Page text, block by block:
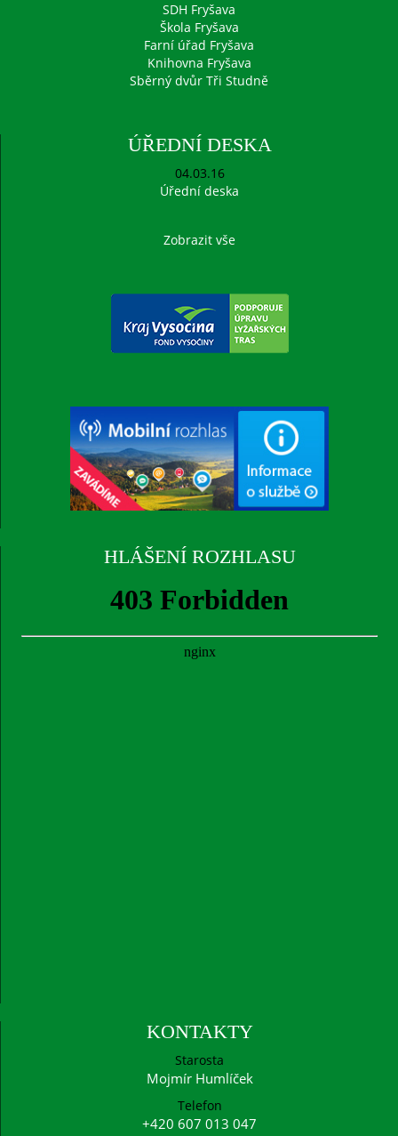
SDH Fryšava
Škola Fryšava
Farní úřad Fryšava
Knihovna Fryšava
Sběrný dvůr Tři Studně
ÚŘEDNÍ DESKA
04.03.16
Úřední deska
Zobrazit vše
HLÁŠENÍ ROZHLASU
KONTAKTY
Starosta
Mojmír Humlíček
Telefon
+420 607 013 047